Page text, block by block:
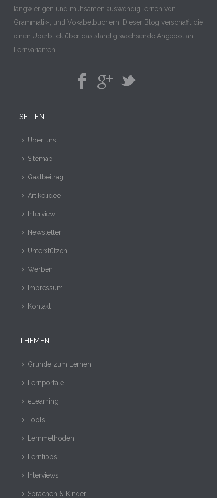
langwierigen und mühsamen auswendig lernen von
Grammatik-, und Vokabelbüchern. Dieser Blog verschafft die
einen Überblick über das ständig wachsende Angebot an
Lernvarianten.
SEITEN
Über uns
Sitemap
Gastbeitrag
Artikelidee
Interview
Newsletter
Unterstützen
Werben
Impressum
Kontakt
THEMEN
Gründe zum Lernen
Lernportale
eLearning
Tools
Lernmethoden
Lerntipps
Interviews
Sprachen & Kinder